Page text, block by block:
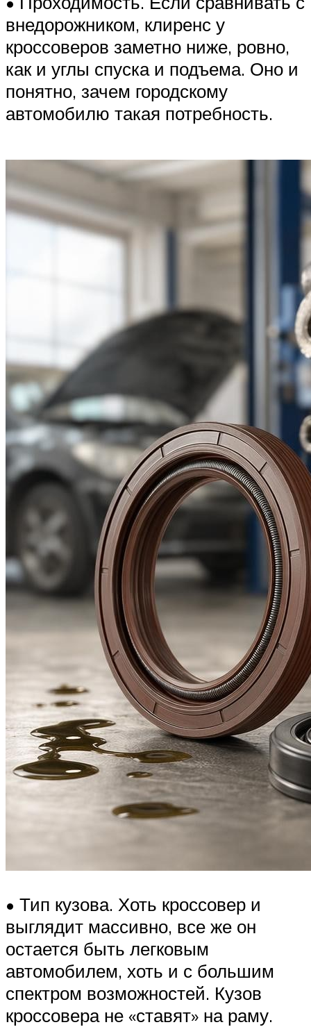
внедорожником, клиренс у
кроссоверов заметно ниже, ровно,
как и углы спуска и подъема. Оно и
понятно, зачем городскому
автомобилю такая потребность.
• Тип кузова. Хоть кроссовер и
выглядит массивно, все же он
остается быть легковым
автомобилем, хоть и с большим
спектром возможностей. Кузов
кроссовера не «ставят» на раму.